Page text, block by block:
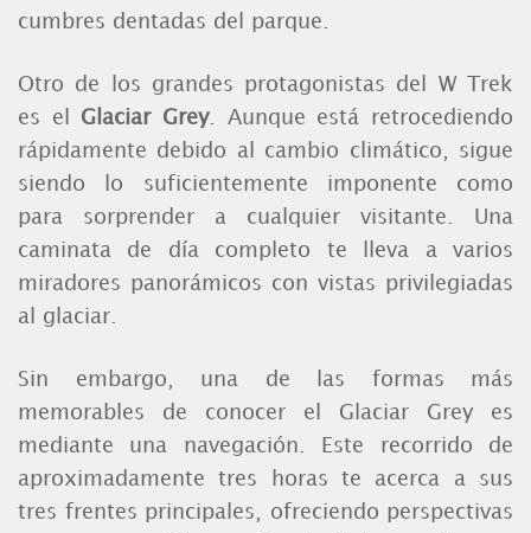
cumbres dentadas del parque.
Otro de los grandes protagonistas del W Trek
es el Glaciar Grey. Aunque está retrocediendo
rápidamente debido al cambio climático, sigue
siendo lo suficientemente imponente como
para sorprender a cualquier visitante. Una
caminata de día completo te lleva a varios
miradores panorámicos con vistas privilegiadas
al glaciar.
Sin embargo, una de las formas más
memorables de conocer el Glaciar Grey es
mediante una navegación. Este recorrido de
aproximadamente tres horas te acerca a sus
tres frentes principales, ofreciendo perspectivas